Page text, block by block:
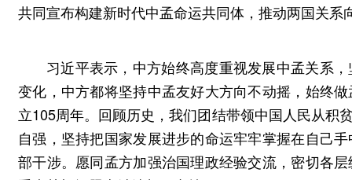
共同宣布构建新时代中孟命运共同体，推动两国关系
习近平表示，中方始终高度重视发展中孟关系
变化，中方都将坚持中孟友好大方向不动摇，始终
立105周年。回顾历史，我们团结带领中国人民从积
自强，坚持把国家发展进步的命运牢牢掌握在自己
部干涉。愿同孟方加强治国理政经验交流，密切各